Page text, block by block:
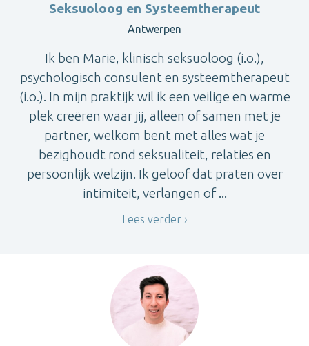
Seksuoloog en Systeemtherapeut
Antwerpen
Ik ben Marie, klinisch seksuoloog (i.o.),
psychologisch consulent en systeemtherapeut
(i.o.). In mijn praktijk wil ik een veilige en warme
plek creëren waar jij, alleen of samen met je
partner, welkom bent met alles wat je
bezighoudt rond seksualiteit, relaties en
persoonlijk welzijn. Ik geloof dat praten over
intimiteit, verlangen of ...
Lees verder